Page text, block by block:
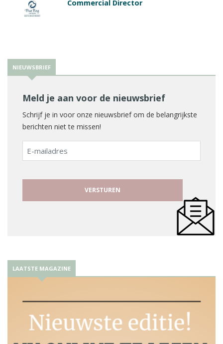
Commercial Director
NIEUWSBRIEF
Meld je aan voor de nieuwsbrief
Schrijf je in voor onze nieuwsbrief om de belangrijkste
berichten niet te missen!
E-
mailadres
LAATSTE MAGAZINE